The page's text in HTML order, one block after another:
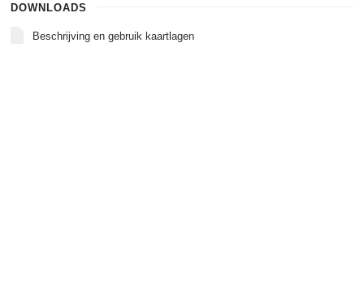
DOWNLOADS
Beschrijving en gebruik kaartlagen